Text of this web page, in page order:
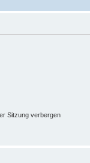
Sitzung verbergen